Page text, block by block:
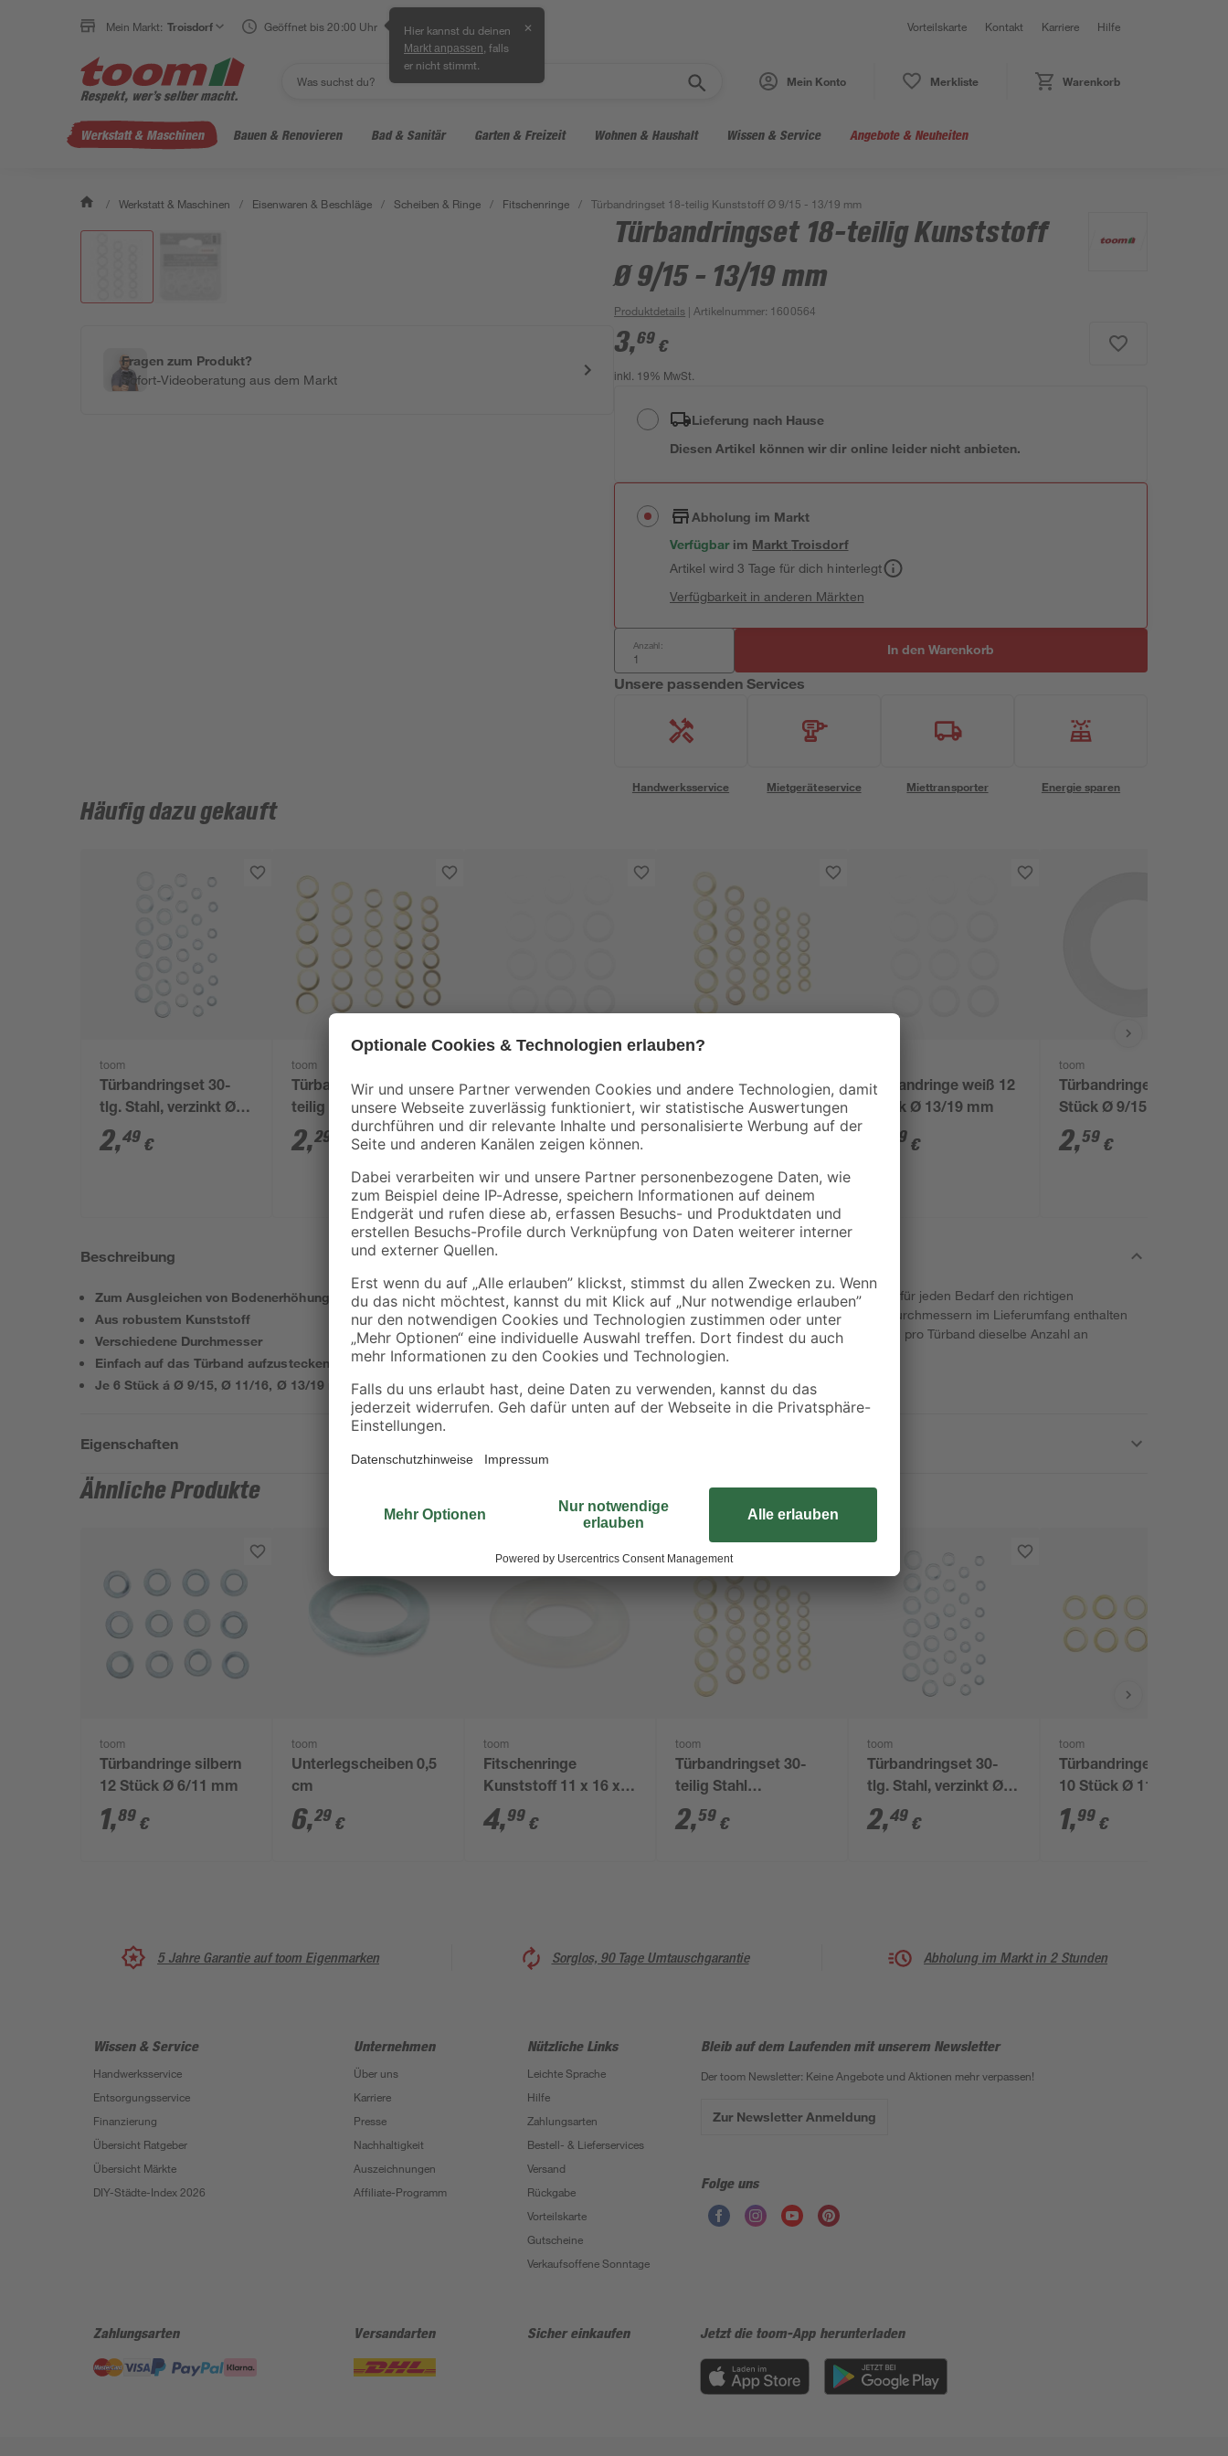
Mein Markt: Troisdorf Geöffnet bis 20:00 Uhr Hier kannst du deinen
Markt anpassen , falls
er nicht stimmt.
✕ Vorteilskarte Kontakt Karriere Hilfe
Mein Konto Merkliste Warenkorb
Werkstatt & Maschinen Bauen & Renovieren Bad & Sanitär Garten & Freizeit Wohnen & Haushalt Wissen & Service Angebote & Neuheiten
/ Werkstatt & Maschinen / Eisenwaren & Beschläge / Scheiben & Ringe / Fitschenringe / Türbandringset 18-teilig Kunststoff Ø 9/15 - 13/19 mm
Fragen zum Produkt?
Sofort-Videoberatung aus dem Markt
Türbandringset 18-teilig Kunststoff
Ø 9/15 - 13/19 mm
Produktdetails | Artikelnummer: 1600564
3,69 €
inkl. 19% MwSt.
Lieferung nach Hause
Diesen Artikel können wir dir online leider nicht anbieten.
Abholung im Markt
Verfügbar im MarktTroisdorf
Artikel wird 3 Tage für dich hinterlegt
Verfügbarkeit in anderen Märkten
Anzahl: In den Warenkorb
Unsere passenden Services
Handwerksservice Mietgeräteservice Miettransporter Energie sparen
Häufig dazu gekauft
toom
Türbandringset 30-
tlg. Stahl, verzinkt Ø
5/10 - 11/18 mm
2,49 €
toom
Türbandringset 30-
teilig Stahl
vermessingt Ø 9/15 -
13/19 mm
2,29
Türbandringe weiß 12
Stück Ø 11/16 mm
2,79€
Türbandringset 30-
teilig Stahl
vermessingt Ø 5/10 -
2,59
Türbandringe weiß 12
Stück Ø 13/19 mm
29 €
toom
Türbandringe weiß 12
Stück Ø 9/15 mm
2,59 €
Beschreibung
Zum Ausgleichen von Bodenerhöhungen
Aus robustem Kunststoff
Verschiedene Durchmesser
Einfach auf das Türband aufzustecken
Je 6 Stück á Ø 9/15, Ø 11/16, Ø 13/19 mm
Das Türbandringset der toom Eigenmarke bietet für jeden Bedarf den richtigen
Türbandring. Die Ringe sind in verschiedenen Durchmessern im Lieferumfang enthalten
und hochwertig verarbeitet. Achte immer darauf, pro Türband dieselbe Anzahl an
Türbandringen zu verwenden.
Eigenschaften
Ähnliche Produkte
toom
Türbandringe silbern
12 Stück Ø 6/11 mm
1,89 €
toom
Unterlegscheiben 0,5
cm
6,29 €
toom
Fitschenringe
Kunststoff 11 x 16 x 2
mm 18 Stück
4,99 €
toom
Türbandringset 30-
teilig Stahl
vermessingt Ø 5/10 -
11/18 mm
2,59 €
toom
Türbandringset 30-
tlg. Stahl, verzinkt Ø
5/10 - 11/18 mm
2,49 €
toom
Türbandringe golden
10 Stück Ø 11/16 mm
1,99 €
5 Jahre Garantie auf toom Eigenmarken Sorglos, 90 Tage Umtauschgarantie Abholung im Markt in 2 Stunden
Wissen & Service
Handwerksservice
Entsorgungsservice
Finanzierung
Übersicht Ratgeber
Übersicht Märkte
DIY-Städte-Index 2026
Unternehmen
Über uns
Karriere
Presse
Nachhaltigkeit
Auszeichnungen
Affiliate-Programm
Nützliche Links
Leichte Sprache
Hilfe
Zahlungsarten
Bestell- & Lieferservices
Versand
Rückgabe
Vorteilskarte
Gutscheine
Verkaufsoffene Sonntage
Bleib auf dem Laufenden mit unserem Newsletter
Der toom Newsletter: Keine Angebote und Aktionen mehr verpassen!
Zur Newsletter Anmeldung
Folge uns
Zahlungsarten Versandarten Sicher einkaufen Jetzt die toom-App herunterladen